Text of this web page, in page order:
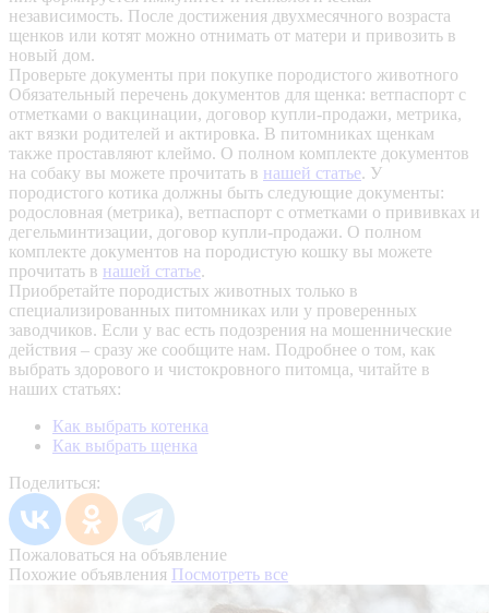
независимость. После достижения двухмесячного возраста
щенков или котят можно отнимать от матери и привозить в
новый дом.
Проверьте документы при покупке породистого животного
Обязательный перечень документов для щенка: ветпаспорт с
отметками о вакцинации, договор купли-продажи, метрика,
акт вязки родителей и актировка. В питомниках щенкам
также проставляют клеймо. О полном комплекте документов
на собаку вы можете прочитать в нашей статье. У
породистого котика должны быть следующие документы:
родословная (метрика), ветпаспорт с отметками о прививках и
дегельминтизации, договор купли-продажи. О полном
комплекте документов на породистую кошку вы можете
прочитать в нашей статье.
Приобретайте породистых животных только в
специализированных питомниках или у проверенных
заводчиков. Если у вас есть подозрения на мошеннические
действия – сразу же сообщите нам. Подробнее о том, как
выбрать здорового и чистокровного питомца, читайте в
наших статьях:
Как выбрать котенка
Как выбрать щенка
Поделиться:
Пожаловаться на объявление
Похожие объявления Посмотреть все